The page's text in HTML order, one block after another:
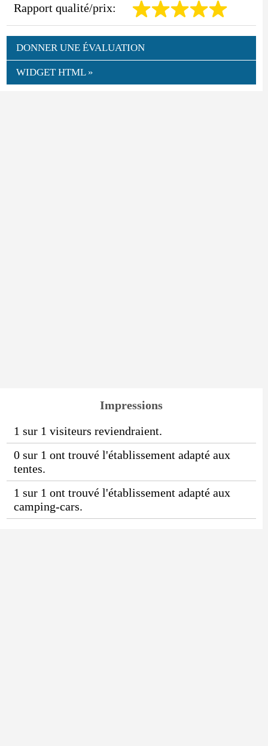
Rapport qualité/prix:
DONNER UNE ÉVALUATION
WIDGET HTML »
Impressions
1 sur 1 visiteurs reviendraient.
0 sur 1 ont trouvé l'établissement adapté aux
tentes.
1 sur 1 ont trouvé l'établissement adapté aux
camping-cars.